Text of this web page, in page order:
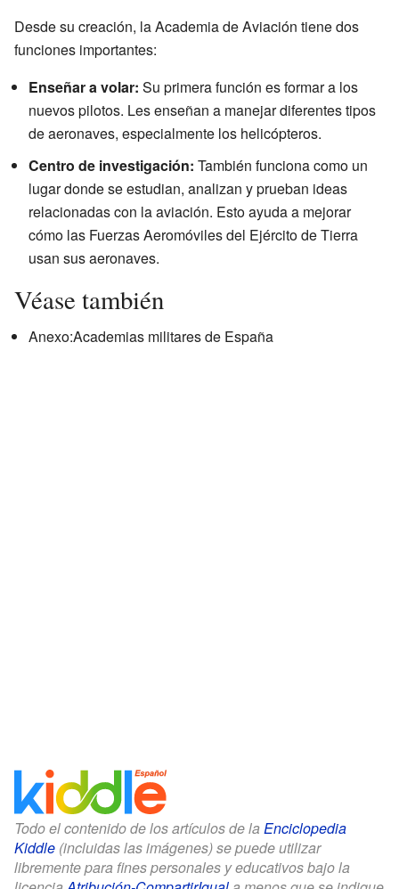
Desde su creación, la Academia de Aviación tiene dos
funciones importantes:
Enseñar a volar: Su primera función es formar a los
nuevos pilotos. Les enseñan a manejar diferentes tipos
de aeronaves, especialmente los helicópteros.
Centro de investigación: También funciona como un
lugar donde se estudian, analizan y prueban ideas
relacionadas con la aviación. Esto ayuda a mejorar
cómo las Fuerzas Aeromóviles del Ejército de Tierra
usan sus aeronaves.
Véase también
Anexo:Academias militares de España
Todo el contenido de los artículos de la Enciclopedia
Kiddle (incluidas las imágenes) se puede utilizar
libremente para fines personales y educativos bajo la